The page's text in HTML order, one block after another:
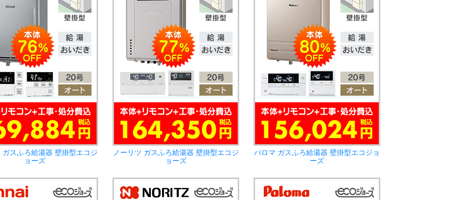
ガスふろ給湯器 壁掛型エコジ
ョーズ
ノーリツ ガスふろ給湯器 壁掛型エコジ
ョーズ
パロマ ガスふろ給湯器 壁掛型エコジョ
ーズ